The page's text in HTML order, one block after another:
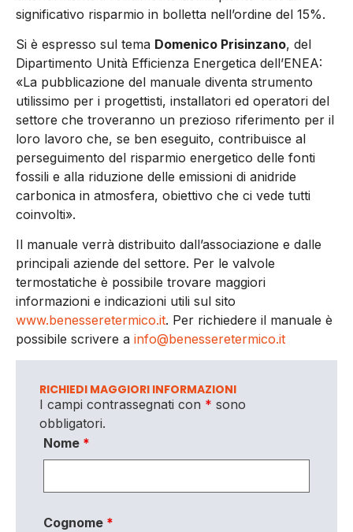
significativo risparmio in bolletta nell’ordine del 15%.
Si è espresso sul tema Domenico Prisinzano, del
Dipartimento Unità Efficienza Energetica dell’ENEA:
«La pubblicazione del manuale diventa strumento
utilissimo per i progettisti, installatori ed operatori del
settore che troveranno un prezioso riferimento per il
loro lavoro che, se ben eseguito, contribuisce al
perseguimento del risparmio energetico delle fonti
fossili e alla riduzione delle emissioni di anidride
carbonica in atmosfera, obiettivo che ci vede tutti
coinvolti».
Il manuale verrà distribuito dall’associazione e dalle
principali aziende del settore. Per le valvole
termostatiche è possibile trovare maggiori
informazioni e indicazioni utili sul sito
www.benesseretermico.it. Per richiedere il manuale è
possibile scrivere a info@benesseretermico.it
RICHIEDI MAGGIORI INFORMAZIONI
I campi contrassegnati con * sono
obbligatori.
Nome *
Cognome *